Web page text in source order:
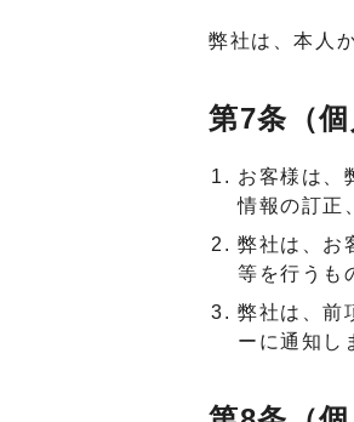
弊社は、本人
第7条（
お客様は、
情報の訂正
弊社は、お
等を行うも
弊社は、前
ーに通知し